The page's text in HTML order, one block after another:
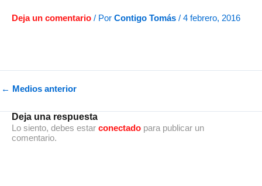
Deja un comentario / Por Contigo Tomás / 4 febrero, 2016
← Medios anterior
Deja una respuesta
Lo siento, debes estar conectado para publicar un
comentario.